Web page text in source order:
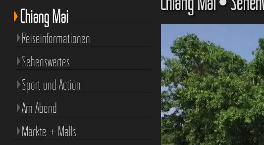
Chiang Mai
Reiseinformationen
Sehenswertes
Sport und Action
Am Abend
Märkte + Malls